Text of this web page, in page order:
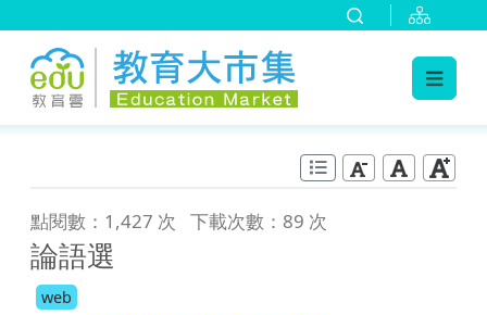
點閱數：1,427 次 下載次數：89 次
論語選
web